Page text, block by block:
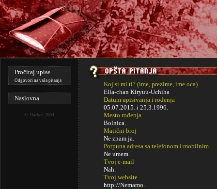
Pročitaj upise
Odgovori na vaša pitanja
Naslovna
© Dachaz2004.
Koj si mi ti? (ime, prezime, ime oca)
Ella-chan Kiryuu-Uchiha
Datum upisivanja i rođenja
05.07.2015. i 25.3.1996.
Mesto rođenja
Bolnica.
Matični broj
Ne znam ja.
Potpuna adresa sa telefonom i mobilnim
Ne umem.
Tvoj e-mail
Nah.
Tvoj website
http://Nemamo.